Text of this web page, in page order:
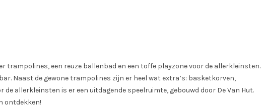
trampolines, een reuze ballenbad en een toffe playzone voor de allerkleinsten.
Naast de gewone trampolines zijn er heel wat extra’s: basketkorven,
allerkleinsten is er een uitdagende speelruimte, gebouwd door De Van Hut.
ontdekken!